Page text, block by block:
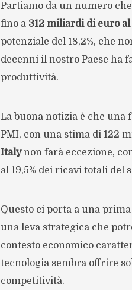
Partiamo da un numero
fino a 312 miliardi di euro
potenziale del 18,2%, che
decenni il nostro Paese
produttività.
La buona notizia è che
PMI, con una stima di 122
Italynon farà eccezione,
al 19,5% dei ricavi totali del
Questo ci porta a una
una leva strategica che
contesto economico
tecnologia sembra offrire
competitività.